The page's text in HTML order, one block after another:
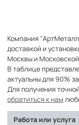
Компания
доставкой и
Москвы и
В таблице
актуальны для 90%
Для получения
обратиться к нам
Работа или услуга